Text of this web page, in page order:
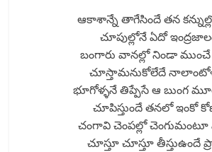
ఆకాశాన్నే తాగేసిందే తన
చూపుల్లోనే ఏదో
బంగారు వానల్లో నిండా
చూస్తామనుకోలేదే
భూగోళ్ళనే తిప్పేసే ఆ బుంగ
చూపిస్తుందే తనలో ఇంకో
చంగావి చెంపల్లో
చూస్తూ చూస్తూ తీస్తుఉందే